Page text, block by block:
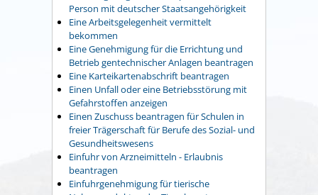
Person mit deutscher Staatsangehörigkeit
Eine Arbeitsgelegenheit vermittelt
bekommen
Eine Genehmigung für die Errichtung und
Betrieb gentechnischer Anlagen beantragen
Eine Karteikartenabschrift beantragen
Einen Unfall oder eine Betriebsstörung mit
Gefahrstoffen anzeigen
Einen Zuschuss beantragen für Schulen in
freier Trägerschaft für Berufe des Sozial- und
Gesundheitswesens
Einfuhr von Arzneimitteln - Erlaubnis
beantragen
Einfuhrgenehmigung für tierische